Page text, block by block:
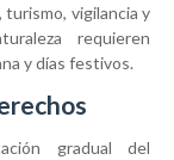
vigilancia y
requieren
y días festivos.
gradual del